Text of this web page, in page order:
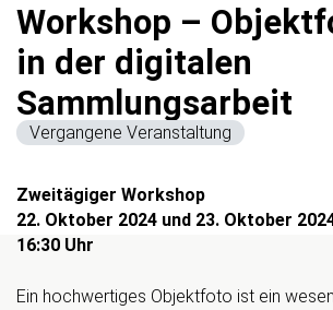
Workshop –
in der digitalen
Sammlungsarbeit
Vergangene Veranstaltung
Zweitägiger Workshop
22. Oktober 2024 und 23. Oktober
16:30 Uhr
Ein hochwertiges Objektfoto ist ein